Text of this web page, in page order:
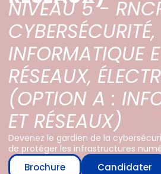
NIVEAU 5 -
CYBERSÉCURITÉ,
INFORMATIQUE
RÉSEAUX,
(OPTION A :
ET RÉSEAUX)
Devenez le gardien de la
de protéger les infrastructures
Brochure Candidater